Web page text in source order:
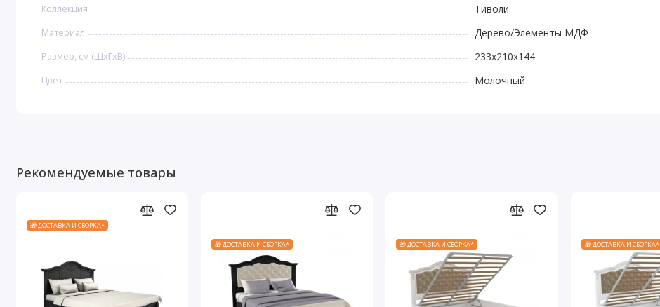
Коллекция Тиволи
Материал Дерево/Элементы МДФ
Размер, см (ШхГхВ) 233x210x144
Цвет Молочный
Рекомендуемые товары
🎁 ДОСТАВКА И СБОРКА*
🎁 ДОСТАВКА И СБОРКА* 🎁 ДОСТАВКА И СБОРКА* 🎁 ДОСТАВКА И СБОРКА*